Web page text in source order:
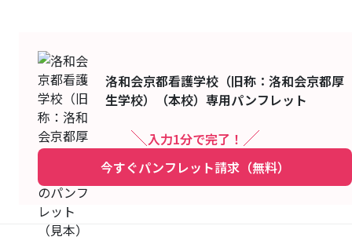
洛和会京都看護学校（旧称：洛和会京都厚
生学校）（本校） 専用パンフレット
入力1分で完了！
今すぐパンフレット請求（無料）